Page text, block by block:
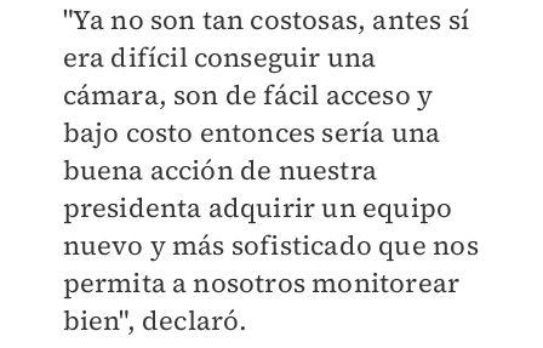
"Ya no son tan costosas, antes sí
era difícil conseguir una
cámara, son de fácil acceso y
bajo costo entonces sería una
buena acción de nuestra
presidenta adquirir un equipo
nuevo y más sofisticado que nos
permita a nosotros monitorear
bien", declaró.